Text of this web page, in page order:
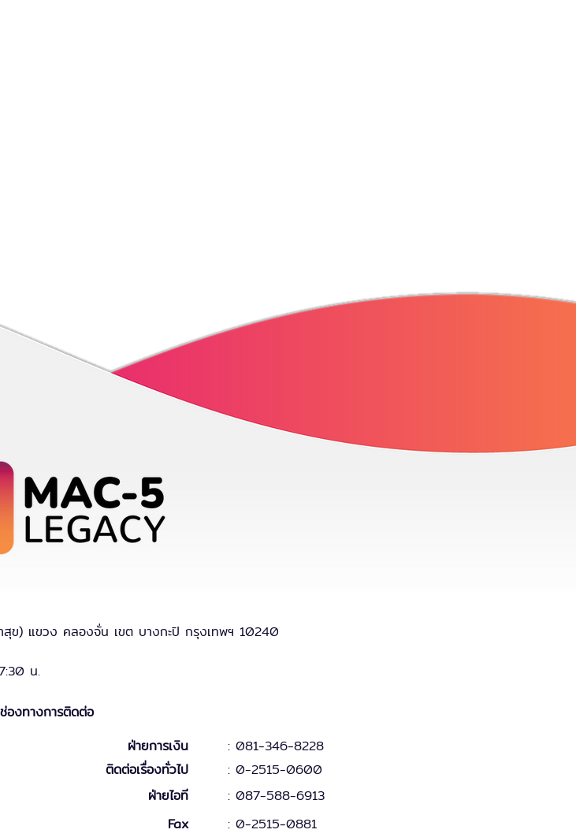
ข) แขวง คลองจั่น เขต บางกะปิ กรุงเทพฯ 10240
น.
ช่องทางการติดต่อ
ฝ่ายการเงิน : 081-346-8228
ติดต่อเรื่องทั่วไป
: 0-2515-0600
ฝ่ายไอที
: 087-588-6913
Fax
: 0-2515-0881